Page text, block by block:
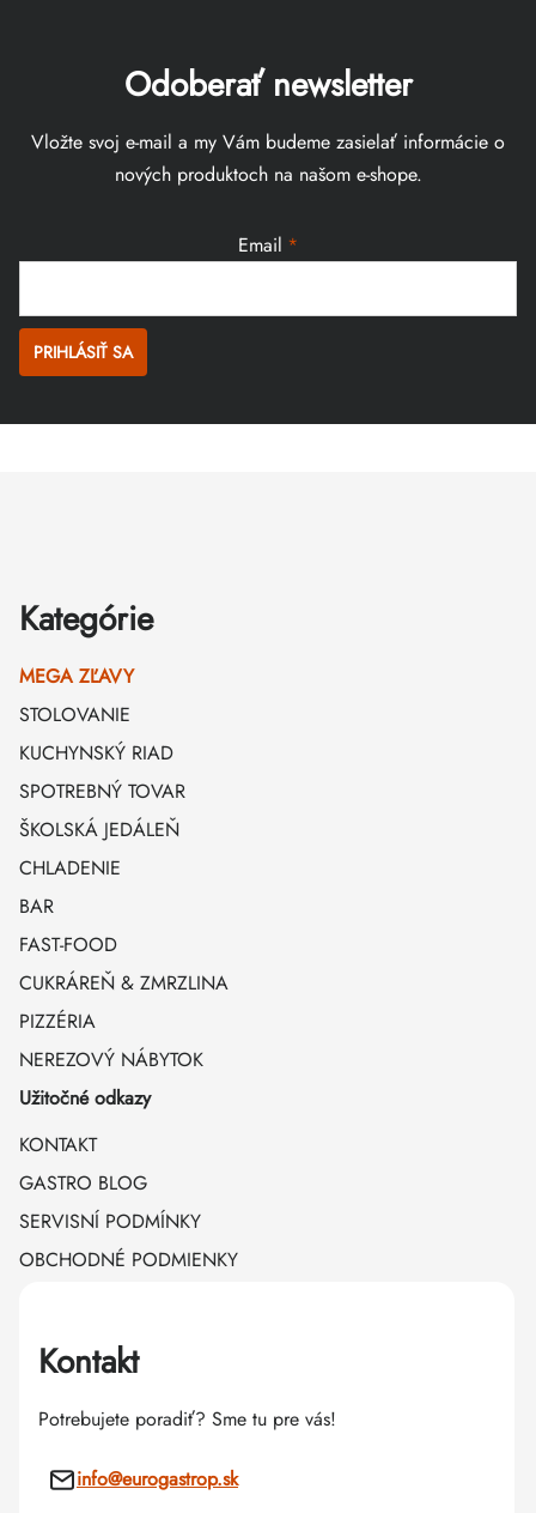
Odoberať newsletter
Vložte svoj e-mail a my Vám budeme zasielať informácie o
nových produktoch na našom e-shope.
Email
PRIHLÁSIŤ SA
Kategórie
MEGA ZĽAVY
STOLOVANIE
KUCHYNSKÝ RIAD
SPOTREBNÝ TOVAR
ŠKOLSKÁ JEDÁLEŇ
CHLADENIE
BAR
FAST-FOOD
CUKRÁREŇ & ZMRZLINA
PIZZÉRIA
NEREZOVÝ NÁBYTOK
Užitočné odkazy
KONTAKT
GASTRO BLOG
SERVISNÍ PODMÍNKY
OBCHODNÉ PODMIENKY
Kontakt
Potrebujete poradiť? Sme tu pre vás!
info@eurogastrop.sk